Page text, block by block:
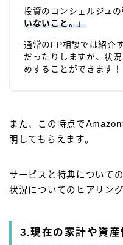
投資のコンシェルジュの
いないこと。」
通常のFP相談では紹介
だったりしますが、状
めすることができます！
また、この時点で
明してもらえます。
サービスと特典について
状況についてのヒアリング
3.現在の家計や資